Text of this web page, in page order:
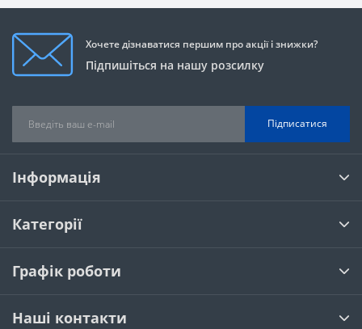
Хочете дізнаватися першим про акції і знижки?
Підпишіться на нашу розсилку
Підписатися
Інформація
Категорії
Графік роботи
Наші контакти